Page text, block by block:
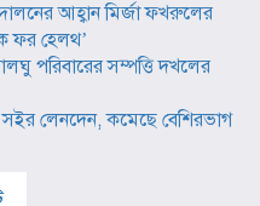
আহ্বান মির্জা ফখরুলের
ফর হেলথ’
পরিবারের সম্পত্তি দখলের
লেনদেন, কমেছে বেশিরভাগ